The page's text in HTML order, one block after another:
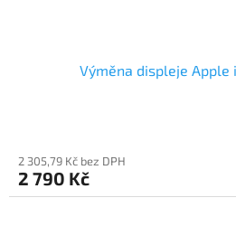
Výměna displeje Apple
2 305,79 Kč bez DPH
2 790 Kč